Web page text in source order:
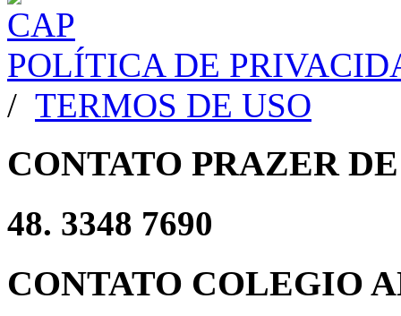
POLÍTICA DE
/ TERMOS DE USO
CONTATO PRAZER
48. 3348 7690
CONTATO COLEGIO